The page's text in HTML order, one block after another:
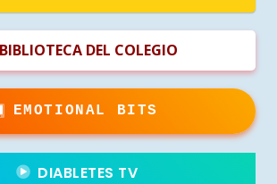
BIBLIOTECA DEL COLEGIO
EMOTIONAL BITS
DIABLETES TV